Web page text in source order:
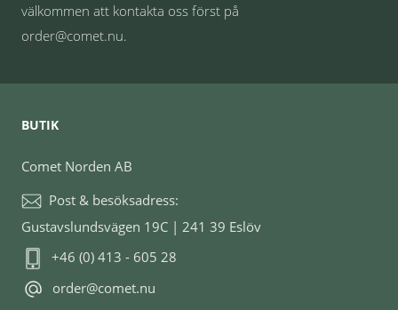
välkommen att kontakta oss först på
order@comet.nu.
BUTIK
Comet Norden AB
Post & besöksadress:
Gustavslundsvägen 19C | 241 39 Eslöv
+46 (0) 413 - 605 28
order@comet.nu